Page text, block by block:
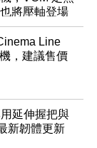
將壓軸登場
Line
，建議售價
延伸握把與
新韌體更新